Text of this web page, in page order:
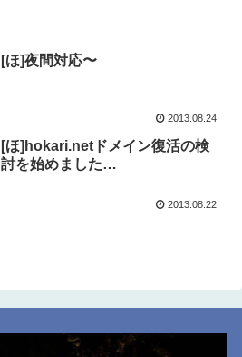
[ほ]夜間対応〜
2013.08.24
[ほ]hokari.netドメイン復活の検
討を始めました…
2013.08.22